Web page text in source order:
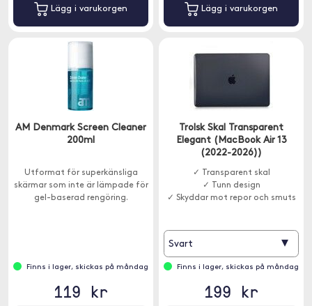
Lägg i varukorgen Lägg i varukorgen
AM Denmark Screen Cleaner
200ml
Utformat för superkänsliga
skärmar som inte är lämpade för
gel-baserad rengöring.
Finns i lager, skickas på måndag
119 kr
Trolsk Skal Transparent
Elegant (MacBook Air 13
(2022-2026))
✓ Transparent skal
✓ Tunn design
✓ Skyddar mot repor och smuts
Svart ▾
Finns i lager, skickas på måndag
199 kr